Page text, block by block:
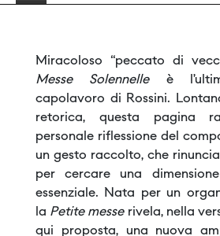
Miracoloso “peccato di
Messe Solennelle è
capolavoro di Rossini.
retorica, questa pagina
personale riflessione del
un gesto raccolto, che
per cercare una
essenziale. Nata per un
la Petite messerivela, nella
qui proposta, una nuova